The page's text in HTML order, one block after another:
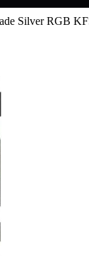
Silver RGB